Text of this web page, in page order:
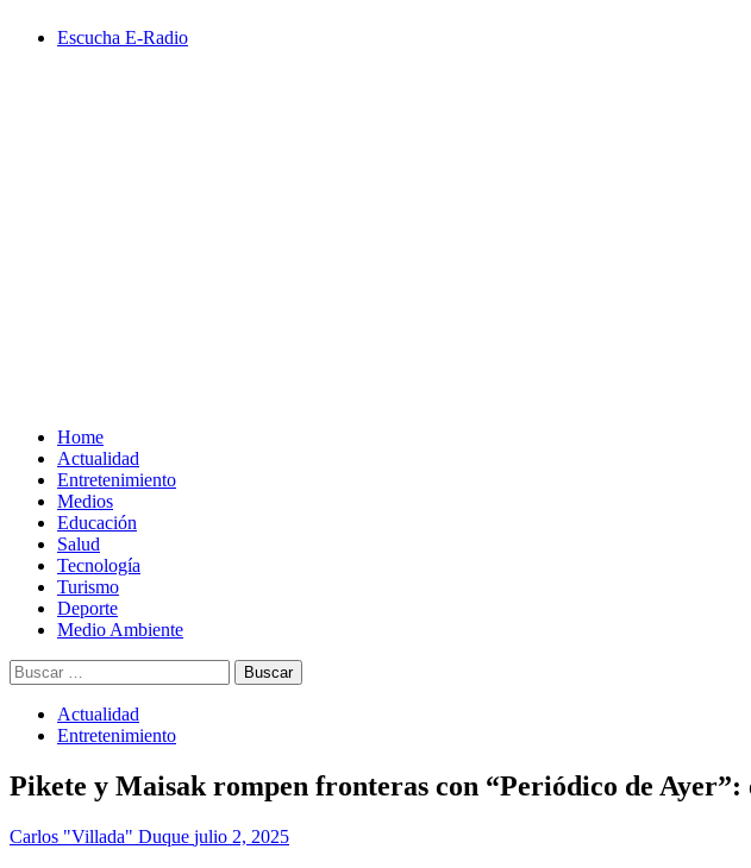
Escucha E-Radio
Home
Actualidad
Entretenimiento
Medios
Educación
Salud
Tecnología
Turismo
Deporte
Medio Ambiente
Buscar:
Actualidad
Entretenimiento
Pikete y Maisak rompen fronteras con “Periódico de
Carlos "Villada" Duque julio 2, 2025